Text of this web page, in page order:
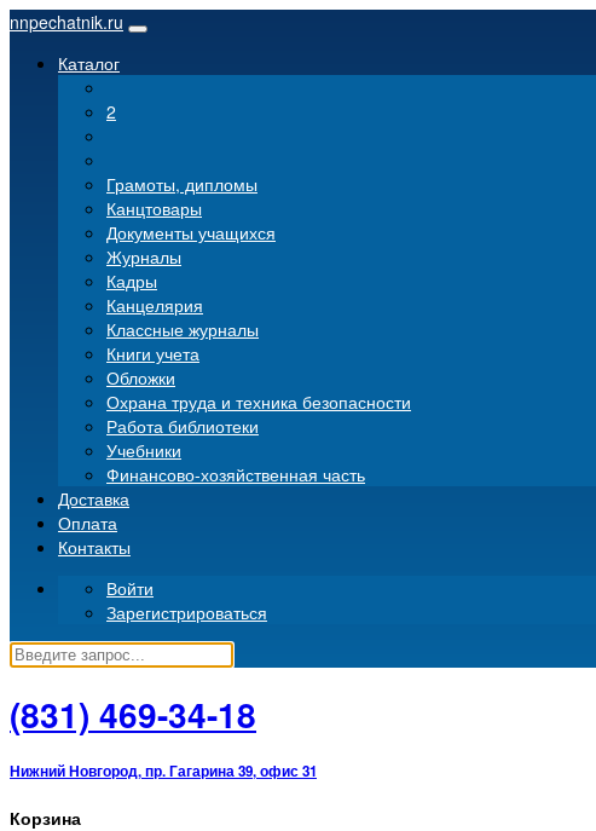
nnpechatnik.ru
Каталог
2
Грамоты, дипломы
Канцтовары
Документы учащихся
Журналы
Кадры
Канцелярия
Классные журналы
Книги учета
Обложки
Охрана труда и техника безопасности
Работа библиотеки
Учебники
Финансово-хозяйственная часть
Доставка
Оплата
Контакты
Войти
Зарегистрироваться
(831) 469-34-18
Нижний Новгород, пр. Гагарина 39, офис 31
Корзина